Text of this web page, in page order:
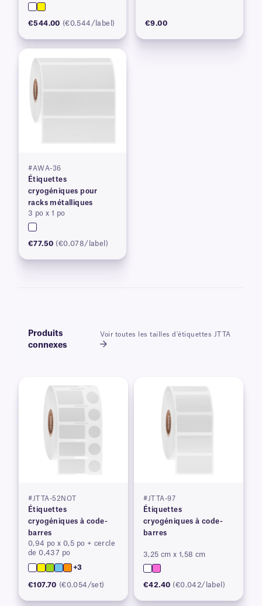
€544.00 (€0.544/label) €9.00
#AWA-36
Étiquettes
cryogéniques pour
racks métalliques
3 po x 1 po
€77.50 (€0.078/label)
Produits
connexes
Voir toutes les tailles d'étiquettes JTTA
#JTTA-52NOT
Étiquettes
cryogéniques à code-
barres
0,94 po x 0,5 po + cercle
de 0,437 po
+3
€107.70 (€0.054/set)
#JTTA-97
Étiquettes
cryogéniques à code-
barres
3,25 cm x 1,58 cm
€42.40 (€0.042/label)